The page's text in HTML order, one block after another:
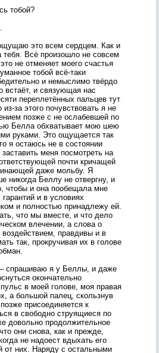
тобой?
это всем сердцем. Как и
тебя. Всё произошло не совсем
не отменяет моего счастья
тобой всё-таки
и немыслимо твёрдо
встаёт, и связующая нас
переплетённых пальцев тут
за этого почувствовать я не
позже с не ослабевшей по
Белла обхватывает мою шею
руками. Это ощущается так
я остаюсь не в состоянии
меня посмотреть на
почти кричащей
даже мольбу. Я
никогда Беллу не отвергну, и
чтобы и она пообещала мне
гарантий и в условиях
и полностью принадлежу ей.
что мы вместе, и что дело
влечении, а слова о
воздействием, правдивы и в
так, прокручивая их в голове
спрашиваю я у Беллы, и даже
окончательно
в моей голове, моя правая
а большой палец, скользнув
присоединяется к
в свободно струящиеся по
довольно продолжительное
они снова, как и прежде,
не надоест вдыхать его
от них. Наряду с остальными